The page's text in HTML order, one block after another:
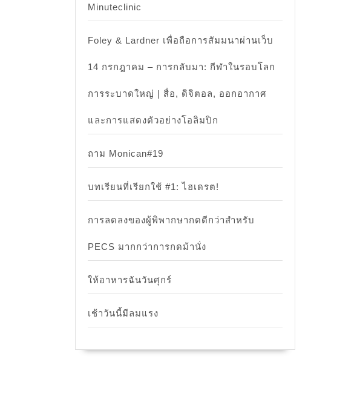
Minuteclinic
Foley & Lardner เพื่อถือการสัมมนาผ่านเว็บ
14 กรกฎาคม – การกลับมา: กีฬาในรอบโลก
การระบาดใหญ่ | สื่อ, ดิจิตอล, ออกอากาศ
และการแสดงตัวอย่างโอลิมปิก
ถาม Monican#19
บทเรียนที่เรียกใช้ #1: ไฮเดรต!
การลดลงของผู้พิพากษากดดีกว่าสำหรับ
PECS มากกว่าการกดม้านั่ง
ให้อาหารฉันวันศุกร์
เช้าวันนี้มีลมแรง